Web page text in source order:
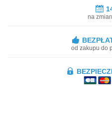
na
od zakupu do